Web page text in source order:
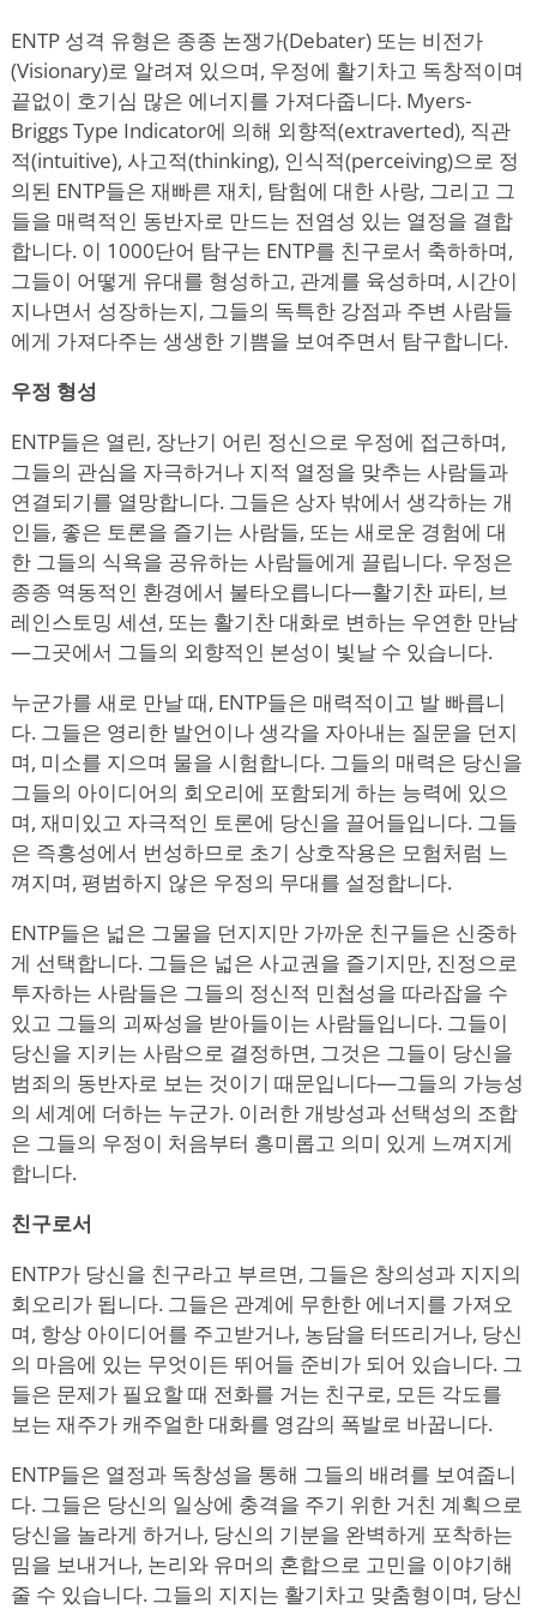
ENTP 성격 유형은 종종 논쟁가(Debater) 또는 비전가
(Visionary)로 알려져 있으며, 우정에 활기차고 독창적이며
끝없이 호기심 많은 에너지를 가져다줍니다. Myers-
Briggs Type Indicator에 의해 외향적(extraverted), 직관
적(intuitive), 사고적(thinking), 인식적(perceiving)으로 정
의된 ENTP들은 재빠른 재치, 탐험에 대한 사랑, 그리고 그
들을 매력적인 동반자로 만드는 전염성 있는 열정을 결합
합니다. 이 1000단어 탐구는 ENTP를 친구로서 축하하며,
그들이 어떻게 유대를 형성하고, 관계를 육성하며, 시간이
지나면서 성장하는지, 그들의 독특한 강점과 주변 사람들
에게 가져다주는 생생한 기쁨을 보여주면서 탐구합니다.
우정 형성
ENTP들은 열린, 장난기 어린 정신으로 우정에 접근하며,
그들의 관심을 자극하거나 지적 열정을 맞추는 사람들과
연결되기를 열망합니다. 그들은 상자 밖에서 생각하는 개
인들, 좋은 토론을 즐기는 사람들, 또는 새로운 경험에 대
한 그들의 식욕을 공유하는 사람들에게 끌립니다. 우정은
종종 역동적인 환경에서 불타오릅니다—활기찬 파티, 브
레인스토밍 세션, 또는 활기찬 대화로 변하는 우연한 만남
—그곳에서 그들의 외향적인 본성이 빛날 수 있습니다.
누군가를 새로 만날 때, ENTP들은 매력적이고 발 빠릅니
다. 그들은 영리한 발언이나 생각을 자아내는 질문을 던지
며, 미소를 지으며 물을 시험합니다. 그들의 매력은 당신을
그들의 아이디어의 회오리에 포함되게 하는 능력에 있으
며, 재미있고 자극적인 토론에 당신을 끌어들입니다. 그들
은 즉흥성에서 번성하므로 초기 상호작용은 모험처럼 느
껴지며, 평범하지 않은 우정의 무대를 설정합니다.
ENTP들은 넓은 그물을 던지지만 가까운 친구들은 신중하
게 선택합니다. 그들은 넓은 사교권을 즐기지만, 진정으로
투자하는 사람들은 그들의 정신적 민첩성을 따라잡을 수
있고 그들의 괴짜성을 받아들이는 사람들입니다. 그들이
당신을 지키는 사람으로 결정하면, 그것은 그들이 당신을
범죄의 동반자로 보는 것이기 때문입니다—그들의 가능성
의 세계에 더하는 누군가. 이러한 개방성과 선택성의 조합
은 그들의 우정이 처음부터 흥미롭고 의미 있게 느껴지게
합니다.
친구로서
ENTP가 당신을 친구라고 부르면, 그들은 창의성과 지지의
회오리가 됩니다. 그들은 관계에 무한한 에너지를 가져오
며, 항상 아이디어를 주고받거나, 농담을 터뜨리거나, 당신
의 마음에 있는 무엇이든 뛰어들 준비가 되어 있습니다. 그
들은 문제가 필요할 때 전화를 거는 친구로, 모든 각도를
보는 재주가 캐주얼한 대화를 영감의 폭발로 바꿉니다.
ENTP들은 열정과 독창성을 통해 그들의 배려를 보여줍니
다. 그들은 당신의 일상에 충격을 주기 위한 거친 계획으로
당신을 놀라게 하거나, 당신의 기분을 완벽하게 포착하는
밈을 보내거나, 논리와 유머의 혼합으로 고민을 이야기해
줄 수 있습니다. 그들의 지지는 활기차고 맞춤형이며, 당신